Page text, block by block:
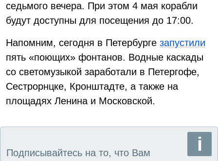
седьмого вечера. При этом 4 мая корабли
будут доступны для посещения до 17:00.
Напомним, сегодня в Петербурге запустили
пять «поющих» фонтанов. Водные каскады
со светомузыкой заработали в Петергофе,
Сестрорнцке, Кронштадте, а также на
площадях Ленина и Московской.
Подписывайтесь на то, что Вам